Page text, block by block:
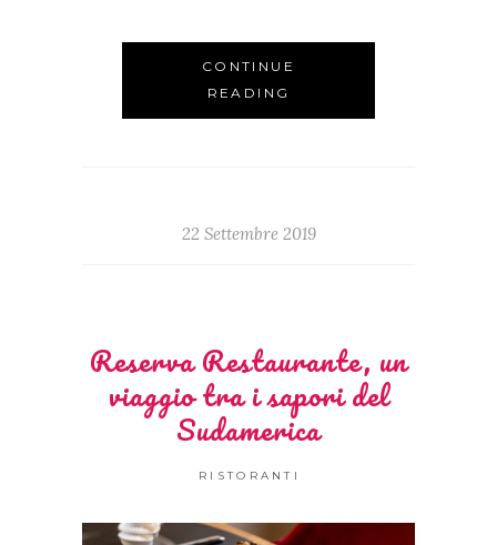
CONTINUE
READING
22 Settembre 2019
Reserva Restaurante, un
viaggio tra i sapori del
Sudamerica
RISTORANTI